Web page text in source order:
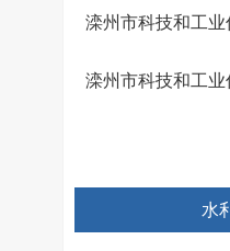
滦州市科技和工
滦州市科技和工
水